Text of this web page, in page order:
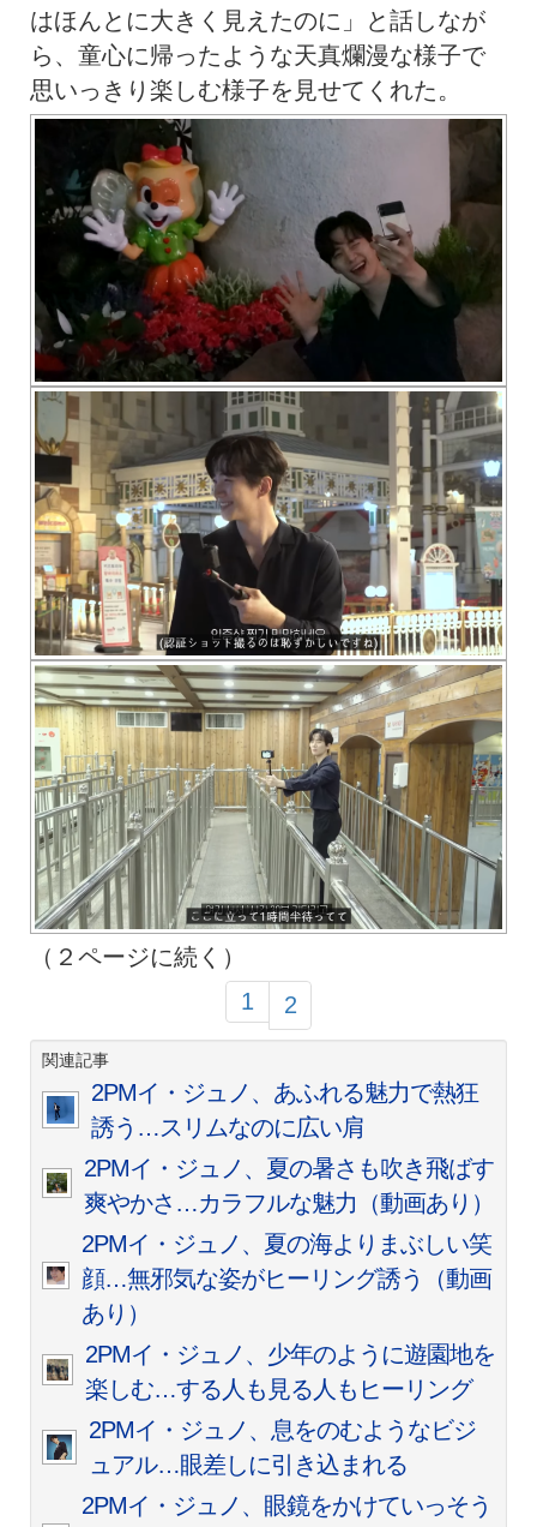
はほんとに大きく見えたのに」と話しなが
ら、童心に帰ったような天真爛漫な様子で
思いっきり楽しむ様子を見せてくれた。
（２ページに続く）
1
2
関連記事
2PMイ・ジュノ、あふれる魅力で熱狂
誘う…スリムなのに広い肩
2PMイ・ジュノ、夏の暑さも吹き飛ばす
爽やかさ…カラフルな魅力（動画あり）
2PMイ・ジュノ、夏の海よりまぶしい笑
顔…無邪気な姿がヒーリング誘う（動画
あり）
2PMイ・ジュノ、少年のように遊園地を
楽しむ…する人も見る人もヒーリング
2PMイ・ジュノ、息をのむようなビジ
ュアル…眼差しに引き込まれる
2PMイ・ジュノ、眼鏡をかけていっそう